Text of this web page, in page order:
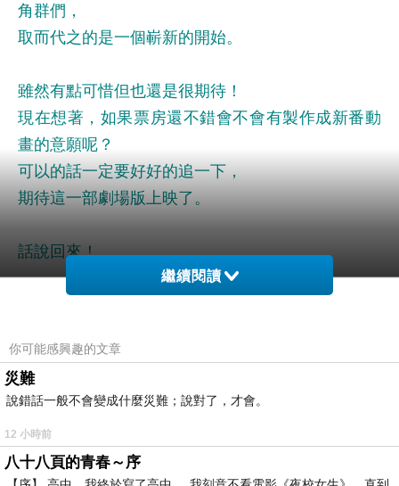
角群們，
取而代之的是一個嶄新的開始。
雖然有點可惜但也還是很期待！
現在想著，如果票房還不錯會不會有製作成新番動
畫的意願呢？
可以的話一定要好好的追一下，
期待這一部劇場版上映了。
話說回來！
要在注意一下日本上映時間與未來台灣的上映時
間！
或許在劇場版裡還是有機會看到DoReMi們出場也說
不定？
繼續閱讀
你可能感興趣的文章
災難
說錯話一般不會變成什麼災難；說對了，才會。
12 小時前
八十八頁的青春～序